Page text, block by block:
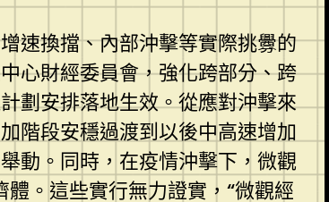
速換擋、內部沖擊等實際挑釁的
心財經委員會，強化跨部分、跨
劃安排落地生效。從應對沖擊來
階段安穩過渡到以後中高速增加
動。同時，在疫情沖擊下，微觀
。這些實行無力證實，“微觀經